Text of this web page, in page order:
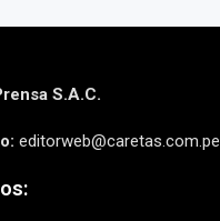
S.A.C.
editorweb@caretas.com.pe